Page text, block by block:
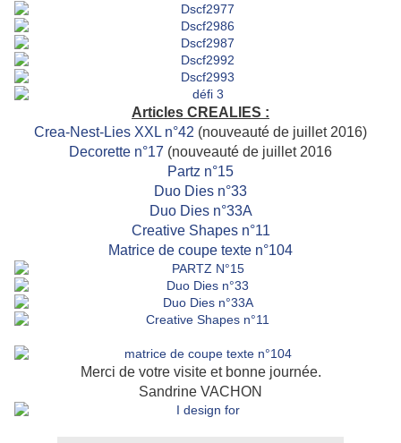
Articles CREALIES :
Crea-Nest-Lies XXL n°42 (nouveauté de juillet 2016)
Decorette n°17 (nouveauté de juillet 2016
Partz n°15
Duo Dies n°33
Duo Dies n°33A
Creative Shapes n°11
Matrice de coupe texte n°104
Merci de votre visite et bonne journée.
Sandrine VACHON